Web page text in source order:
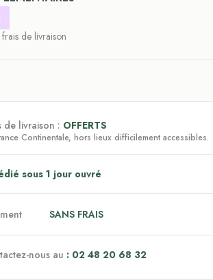
de livraison
de livraison : OFFERTS
Continentale, hors lieux difficilement accessibles.
sous 1 jour ouvré
SANS FRAIS
nous au : 02 48 20 68 32